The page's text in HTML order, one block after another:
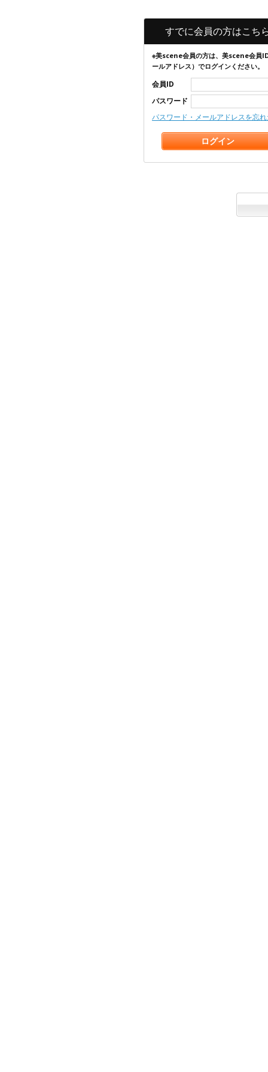
すでに会員の方はこち
※美scene会員の方は、美scene会員
ールアドレス）でログインください。
会員ID
パスワード
パスワード・メールアドレスを忘